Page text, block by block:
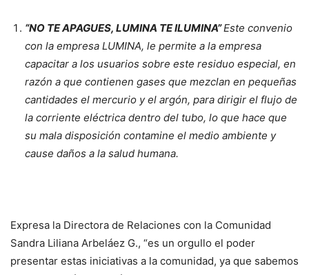
“NO TE APAGUES, LUMINA TE ILUMINA”Este convenio
con la empresa LUMINA, le permite a la empresa
capacitar a los usuarios sobre este residuo especial, en
razón a que contienen gases que mezclan en pequeñas
cantidades el mercurio y el argón, para dirigir el flujo de
la corriente eléctrica dentro del tubo, lo que hace que
su mala disposición contamine el medio ambiente y
cause daños a la salud humana.
Expresa la Directora de Relaciones con la Comunidad
Sandra Liliana Arbeláez G., “es un orgullo el poder
presentar estas iniciativas a la comunidad, ya que sabemos